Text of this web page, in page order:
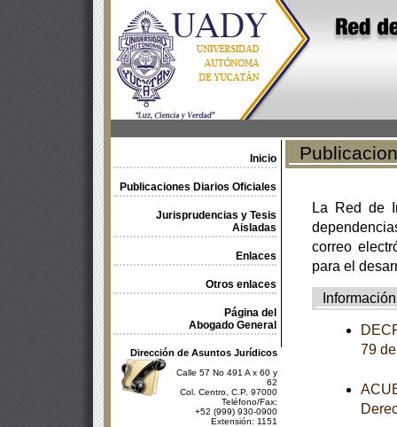
Inicio
Publicaciones Diarios Oficiales
Jurisprudencias y Tesis
Aisladas
Enlaces
Otros enlaces
Página del
Abogado General
Dirección de Asuntos Jurídicos
Calle 57 No 491 A x 60 y
62
Col. Centro, C.P. 97000
Teléfono/Fax:
+52 (999) 930-0900
Extensión: 1151
La Red de
correo
para el
Información
79